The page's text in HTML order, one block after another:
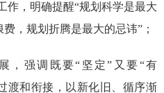
，明确提醒“规划科学是最大
，规划折腾是最大的忌讳”；
强调既要“坚定”又要“有
渡和衔接，以新化旧、循序渐